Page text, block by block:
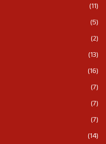
(11)
(5)
(2)
(13)
(16)
(7)
(7)
(7)
(14)